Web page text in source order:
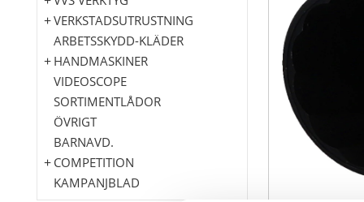
VERKSTADSUTRUSTNING
ARBETSSKYDD-KLÄDER
HANDMASKINER
VIDEOSCOPE
SORTIMENTLÅDOR
ÖVRIGT
BARNAVD.
COMPETITION
KAMPANJBLAD